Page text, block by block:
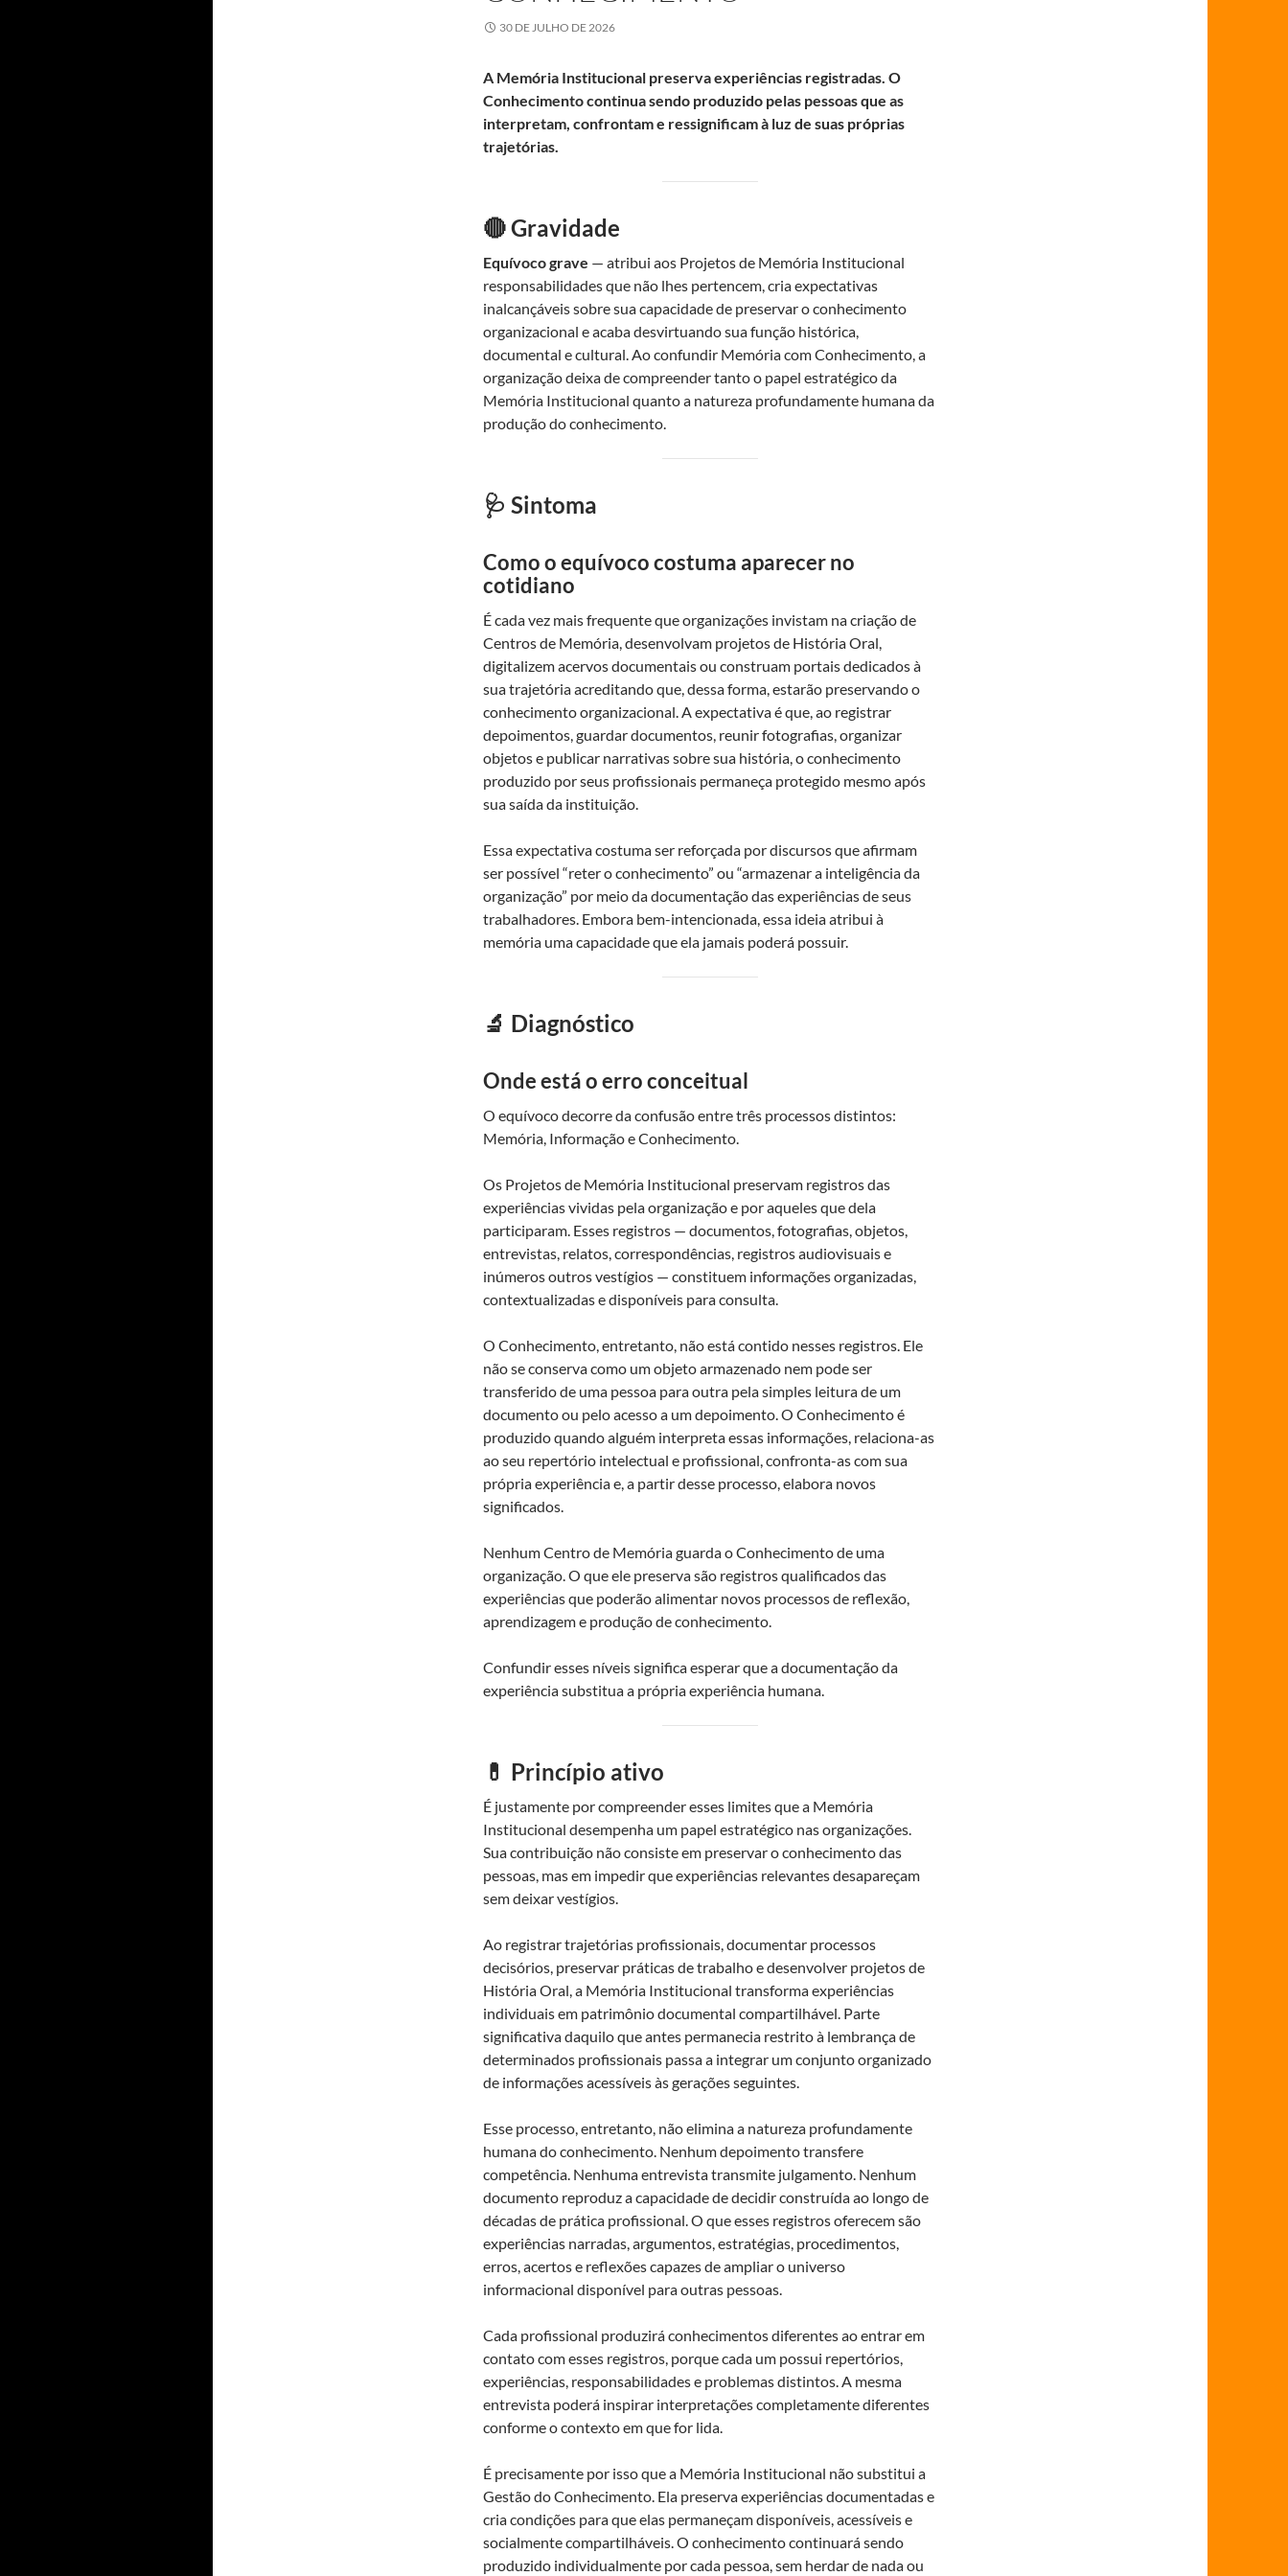
30 DE JULHO DE 2026
A Memória Institucional preserva experiências registradas. O
Conhecimento continua sendo produzido pelas pessoas que as
interpretam, confrontam e ressignificam à luz de suas próprias
trajetórias.
🔴 Gravidade
Equívoco grave — atribui aos Projetos de Memória Institucional
responsabilidades que não lhes pertencem, cria expectativas
inalcançáveis sobre sua capacidade de preservar o conhecimento
organizacional e acaba desvirtuando sua função histórica,
documental e cultural. Ao confundir Memória com Conhecimento, a
organização deixa de compreender tanto o papel estratégico da
Memória Institucional quanto a natureza profundamente humana da
produção do conhecimento.
🩺 Sintoma
Como o equívoco costuma aparecer no
cotidiano
É cada vez mais frequente que organizações invistam na criação de
Centros de Memória, desenvolvam projetos de História Oral,
digitalizem acervos documentais ou construam portais dedicados à
sua trajetória acreditando que, dessa forma, estarão preservando o
conhecimento organizacional. A expectativa é que, ao registrar
depoimentos, guardar documentos, reunir fotografias, organizar
objetos e publicar narrativas sobre sua história, o conhecimento
produzido por seus profissionais permaneça protegido mesmo após
sua saída da instituição.
Essa expectativa costuma ser reforçada por discursos que afirmam
ser possível “reter o conhecimento” ou “armazenar a inteligência da
organização” por meio da documentação das experiências de seus
trabalhadores. Embora bem-intencionada, essa ideia atribui à
memória uma capacidade que ela jamais poderá possuir.
🔬 Diagnóstico
Onde está o erro conceitual
O equívoco decorre da confusão entre três processos distintos:
Memória, Informação e Conhecimento.
Os Projetos de Memória Institucional preservam registros das
experiências vividas pela organização e por aqueles que dela
participaram. Esses registros — documentos, fotografias, objetos,
entrevistas, relatos, correspondências, registros audiovisuais e
inúmeros outros vestígios — constituem informações organizadas,
contextualizadas e disponíveis para consulta.
O Conhecimento, entretanto, não está contido nesses registros. Ele
não se conserva como um objeto armazenado nem pode ser
transferido de uma pessoa para outra pela simples leitura de um
documento ou pelo acesso a um depoimento. O Conhecimento é
produzido quando alguém interpreta essas informações, relaciona-as
ao seu repertório intelectual e profissional, confronta-as com sua
própria experiência e, a partir desse processo, elabora novos
significados.
Nenhum Centro de Memória guarda o Conhecimento de uma
organização. O que ele preserva são registros qualificados das
experiências que poderão alimentar novos processos de reflexão,
aprendizagem e produção de conhecimento.
Confundir esses níveis significa esperar que a documentação da
experiência substitua a própria experiência humana.
💊 Princípio ativo
É justamente por compreender esses limites que a Memória
Institucional desempenha um papel estratégico nas organizações.
Sua contribuição não consiste em preservar o conhecimento das
pessoas, mas em impedir que experiências relevantes desapareçam
sem deixar vestígios.
Ao registrar trajetórias profissionais, documentar processos
decisórios, preservar práticas de trabalho e desenvolver projetos de
História Oral, a Memória Institucional transforma experiências
individuais em patrimônio documental compartilhável. Parte
significativa daquilo que antes permanecia restrito à lembrança de
determinados profissionais passa a integrar um conjunto organizado
de informações acessíveis às gerações seguintes.
Esse processo, entretanto, não elimina a natureza profundamente
humana do conhecimento. Nenhum depoimento transfere
competência. Nenhuma entrevista transmite julgamento. Nenhum
documento reproduz a capacidade de decidir construída ao longo de
décadas de prática profissional. O que esses registros oferecem são
experiências narradas, argumentos, estratégias, procedimentos,
erros, acertos e reflexões capazes de ampliar o universo
informacional disponível para outras pessoas.
Cada profissional produzirá conhecimentos diferentes ao entrar em
contato com esses registros, porque cada um possui repertórios,
experiências, responsabilidades e problemas distintos. A mesma
entrevista poderá inspirar interpretações completamente diferentes
conforme o contexto em que for lida.
É precisamente por isso que a Memória Institucional não substitui a
Gestão do Conhecimento. Ela preserva experiências documentadas e
cria condições para que elas permaneçam disponíveis, acessíveis e
socialmente compartilháveis. O conhecimento continuará sendo
produzido individualmente por cada pessoa, sem herdar de nada ou